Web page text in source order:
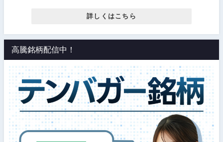
詳しくはこちら
高騰銘柄配信中！